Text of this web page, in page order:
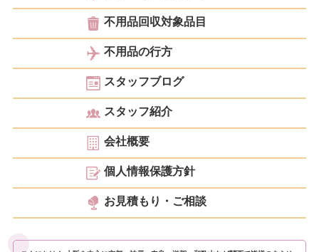
不用品回収対象品目
不用品の行方
スタッフブログ
スタッフ紹介
会社概要
個人情報保護方針
お見積もり・ご相談